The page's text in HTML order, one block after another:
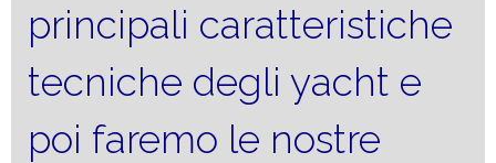
principali caratteristiche
tecniche degli yacht e
poi faremo le nostre